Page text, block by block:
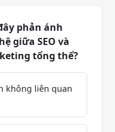
phản ánh
giữa SEO và
tổng thể?
không liên quan